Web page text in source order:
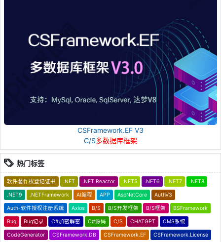
CSFramework.EF V3
C/S多数据库框架
热门标签
软件著作权登记证书 .NET .NET Reactor .NET5 .NET6 .NET7 .NET8
.NET9 .NETFramework AI编程 APP AspNetCore AuthV3
Auth-软件授权注册系统 Axios B/S B/S开发框架 B/S框架 BSFramework
Bug Bug记录 C#加密解密 C#源码 C/S CHATGPT CMS系统
CodeGenerator CSFramework.DB CSFramework.EF CSFramework.License